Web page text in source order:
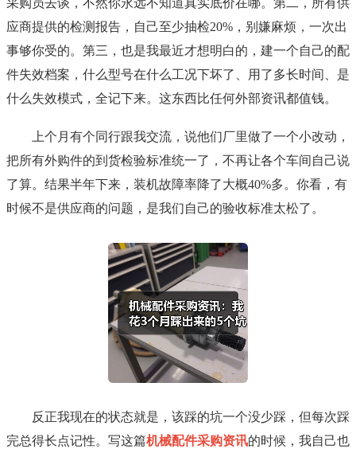
采购员去谈，不然你永远不知道真实底价在哪。第二，所有供
应商提供的检测报告，自己至少抽检20%，别嫌麻烦，一次出
事够你受的。第三，也是我最近才想明白的，建一个自己的配
件失效档案，什么型号在什么工况下坏了、用了多长时间、是
什么失效模式，全记下来。这东西比任何外部资讯都值钱。
上个月有个同行跟我交流，说他们厂里做了一个小改动，
把所有外购件的到货检验标准统一了，不再让各个车间自己说
了算。结果半年下来，装机故障率降了大概40%多。你看，有
时候不是供应商的问题，是我们自己的验收标准太松了。
反正我现在的状态就是，该踩的坑一个没少踩，但每次踩
完总得长点记性。写这篇机械配件采购资讯的时候，我自己也